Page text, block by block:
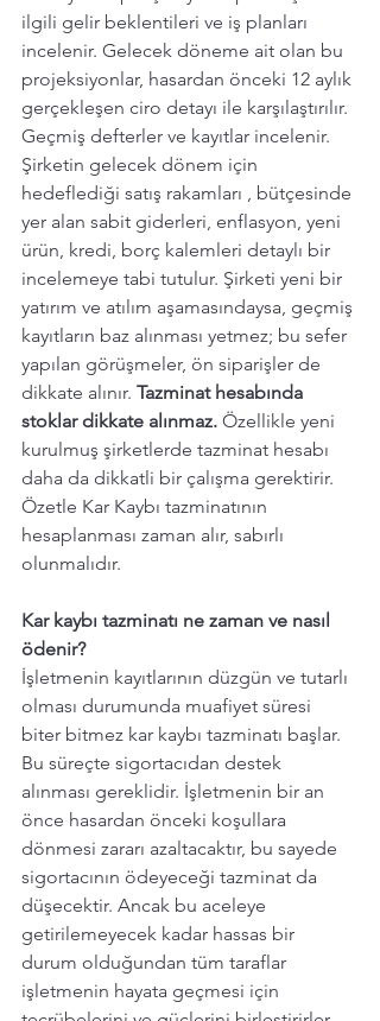
ilgili gelir beklentileri ve iş planları
incelenir. Gelecek döneme ait olan bu
projeksiyonlar, hasardan önceki 12 aylık
gerçekleşen ciro detayı ile karşılaştırılır.
Geçmiş defterler ve kayıtlar incelenir.
Şirketin gelecek dönem için
hedeflediği satış rakamları , bütçesinde
yer alan sabit giderleri, enflasyon, yeni
ürün, kredi, borç kalemleri detaylı bir
incelemeye tabi tutulur. Şirketi yeni bir
yatırım ve atılım aşamasındaysa, geçmiş
kayıtların baz alınması yetmez; bu sefer
yapılan görüşmeler, ön siparişler de
dikkate alınır. Tazminat hesabında
stoklar dikkate alınmaz. Özellikle yeni
kurulmuş şirketlerde tazminat hesabı
daha da dikkatli bir çalışma gerektirir.
Özetle Kar Kaybı tazminatının
hesaplanması zaman alır, sabırlı
olunmalıdır.
Kar kaybı tazminatı ne zaman ve nasıl
ödenir?
İşletmenin kayıtlarının düzgün ve tutarlı
olması durumunda muafiyet süresi
biter bitmez kar kaybı tazminatı başlar.
Bu süreçte sigortacıdan destek
alınması gereklidir. İşletmenin bir an
önce hasardan önceki koşullara
dönmesi zararı azaltacaktır, bu sayede
sigortacının ödeyeceği tazminat da
düşecektir. Ancak bu aceleye
getirilemeyecek kadar hassas bir
durum olduğundan tüm taraflar
işletmenin hayata geçmesi için